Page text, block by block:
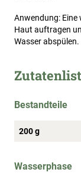
Anwendung:
Haut auftragen
Wasser abspülen.
Bestandteile
200 g
Wasserphase